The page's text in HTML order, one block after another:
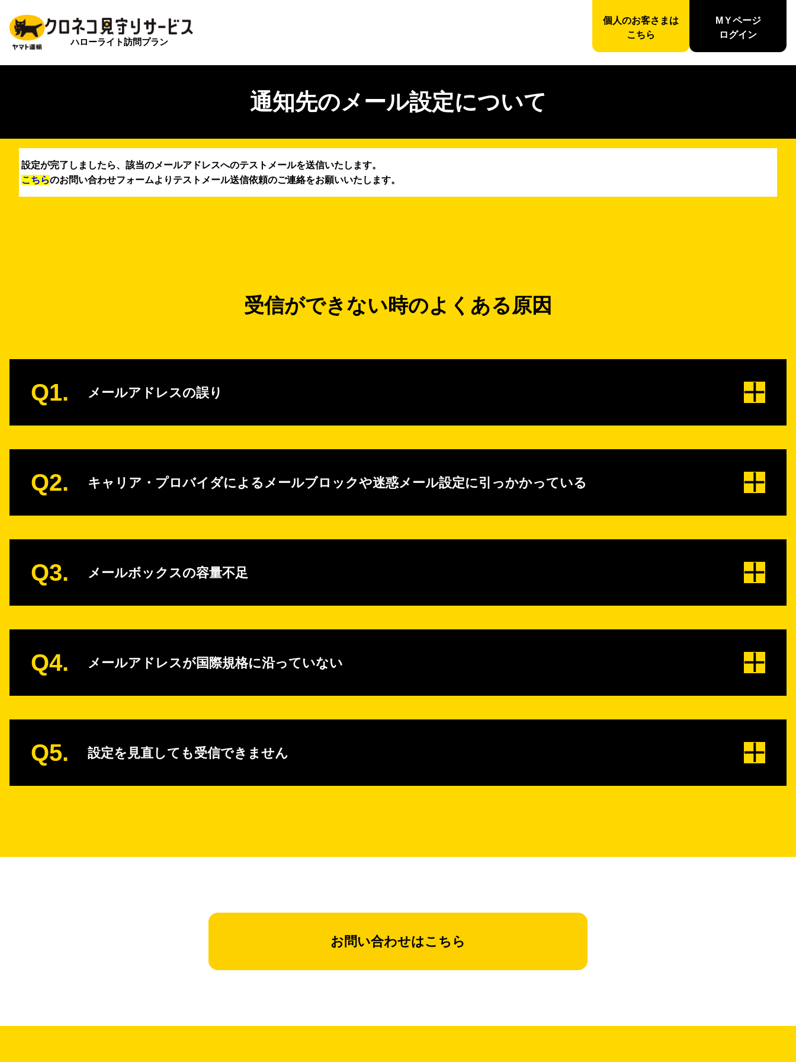
ハローライト訪問プラン
個人のお客さまは
こちら
MＹページ
ログイン
通知先のメール設定について
設定が完了しましたら、該当のメールアドレスへのテストメールを送信いたします。
こちらのお問い合わせフォームよりテストメール送信依頼のご連絡をお願いいたします。
受信ができない時のよくある原因
Q1. メールアドレスの誤り
Q2. キャリア・プロバイダによるメールブロックや迷惑メール設定に引っかかっている
Q3. メールボックスの容量不足
Q4. メールアドレスが国際規格に沿っていない
Q5. 設定を見直しても受信できません
お問い合わせはこちら